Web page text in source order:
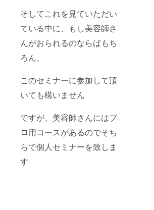
そしてこれを見ていただい
ている中に、もし美容師さ
んがおられるのならばもち
ろん、
このセミナーに参加して頂
いても構いません
ですが、美容師さんにはプ
ロ用コースがあるのでそち
らで個人セミナーを致しま
す